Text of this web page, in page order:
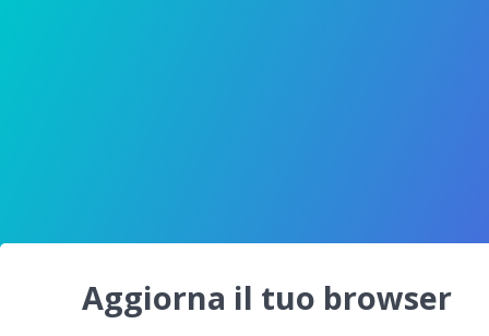
Aggiorna il tuo browser